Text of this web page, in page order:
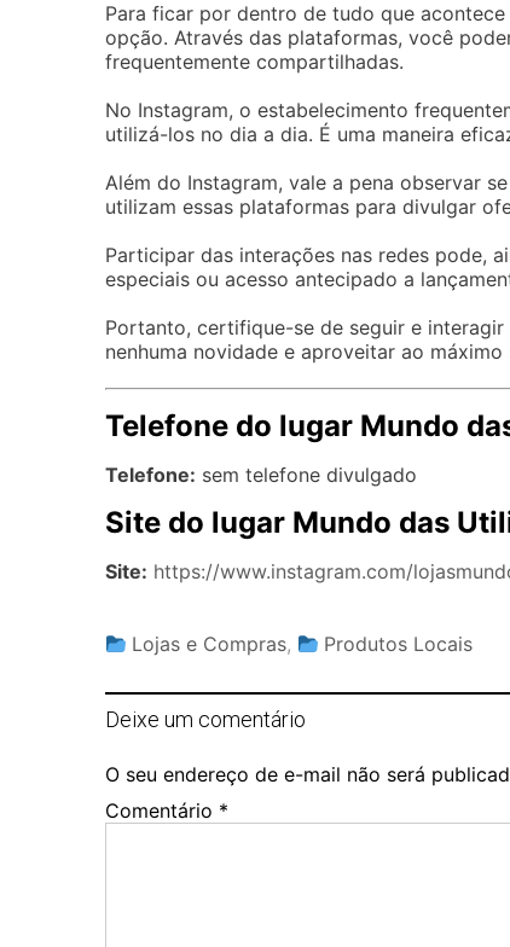
Para ficar por dentro de tudo que
opção. Através das plataformas, você
frequentemente compartilhadas.
No Instagram, o estabelecimento
utilizá-los no dia a dia. É uma maneira
Além do Instagram, vale a pena observar
utilizam essas plataformas para divulgar
Participar das interações nas redes pode,
especiais ou acesso antecipado a
Portanto, certifique-se de seguir e
nenhuma novidade e aproveitar ao máximo
Telefone do lugar Mundo
Telefone: sem telefone divulgado
Site do lugar Mundo das
Site: https://www.instagram.com/
Lojas e Compras, Produtos Locais
Deixe um comentário
O seu endereço de e-mail não será
Comentário *